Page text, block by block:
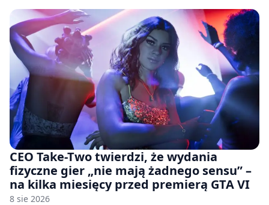
CEO Take-Two twierdzi, że wydania
fizyczne gier „nie mają żadnego sensu” –
na kilka miesięcy przed premierą GTA VI
8 sie 2026